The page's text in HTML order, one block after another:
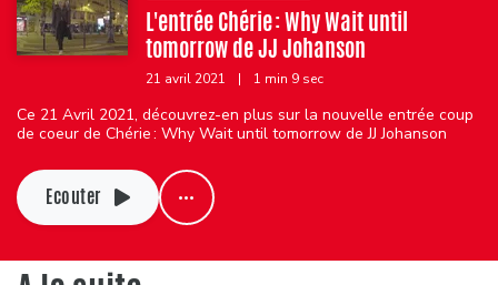
L'entrée Chérie : Why Wait until
tomorrow de JJ Johanson
21 avril 2021 | 1 min 9 sec
Ce 21 Avril 2021, découvrez-en plus sur la nouvelle entrée coup
de coeur de Chérie : Why Wait until tomorrow de JJ Johanson
Ecouter